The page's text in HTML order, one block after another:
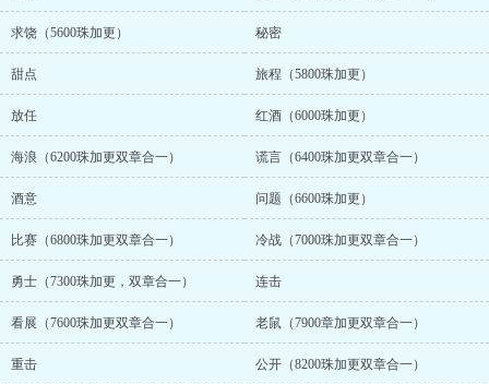
求饶（5600珠加更） 秘密
甜点 旅程（5800珠加更）
放任 红酒（6000珠加更）
海浪（6200珠加更双章合一） 谎言（6400珠加更双章合一）
酒意 问题（6600珠加更）
比赛（6800珠加更双章合一） 冷战（7000珠加更双章合一）
勇士（7300珠加更，双章合一） 连击
看展（7600珠加更双章合一） 老鼠（7900章加更双章合一）
重击 公开（8200珠加更双章合一）